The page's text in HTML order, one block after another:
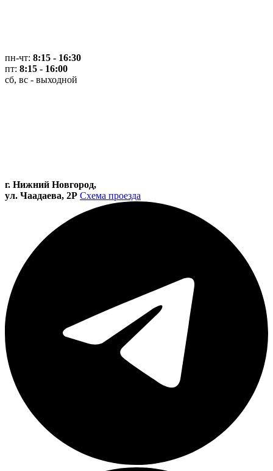
пн-чт: 8:15 - 16:30
пт: 8:15 - 16:00
сб, вс - выходной
г. Нижний Новгород,
ул. Чаадаева, 2Р Схема проезда